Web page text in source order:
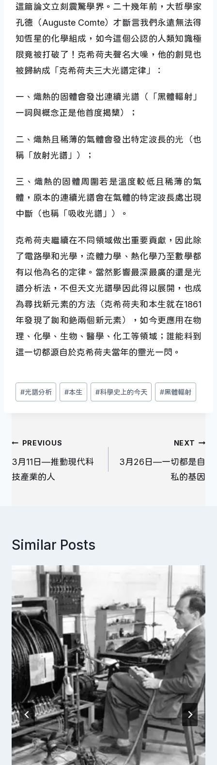
這篇論文立刻震驚學界。二十幾年前，大哲學家
孔德（Auguste Comte）才斷言我們永遠無法得
知恆星的化學組成，如今這個公認的人類知識極
限竟被打破了！克希荷夫聲名大噪，他的創見也
被歸納成「克希荷夫三大光譜定律」：
一、熾熱的固體會發出連續光譜（「黑體輻射」
一詞與概念正是他首度揭櫫）；
二、熾熱且稀薄的氣體會發出特定波長的光（也
稱「放射光譜」）；
三、熾熱的固體周圍若是溫度較低且稀薄的氣
體，原本的連續光譜會在氣體的特定波長處出現
中斷（也稱「吸收光譜」）。
克希荷夫繼續在不同領域做出重要貢獻，因此除
了電路學和光學，流體力學、熱化學乃至數學都
有以他為名的定律。當然影響最深最廣的還是光
譜分析法，不但天文光譜學因此得以展開，也成
為尋找新元素的方法（克希荷夫和本生就在1861
年發現了銣和銫兩個新元素），如今更應用在物
理、化學、生物、醫學、化工等領域；誰能料到
這一切都源自於克希荷夫當年的靈光一閃。
Post
Tags:
#光譜分析 #本生 #科學史上的今天 #黑體輻射
文
章
導
PREVIOUS
3月11日—推動現代科
技產業的人
NEXT
3月26日—一切都是自
私的基因
Similar Posts